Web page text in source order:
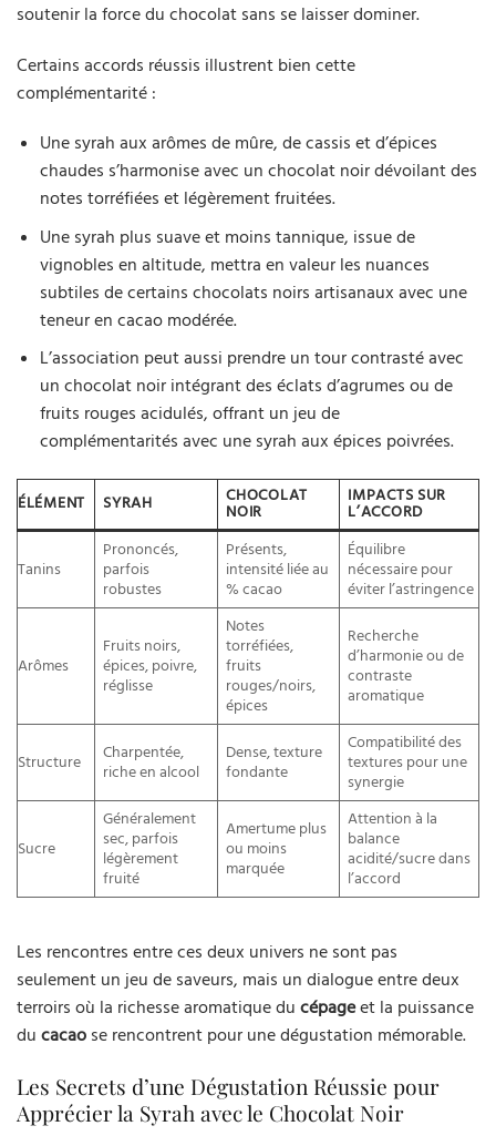
soutenir la force du chocolat sans se laisser dominer.
Certains accords réussis illustrent bien cette
complémentarité :
Une syrah aux arômes de mûre, de cassis et d’épices
chaudes s’harmonise avec un chocolat noir dévoilant des
notes torréfiées et légèrement fruitées.
Une syrah plus suave et moins tannique, issue de
vignobles en altitude, mettra en valeur les nuances
subtiles de certains chocolats noirs artisanaux avec une
teneur en cacao modérée.
L’association peut aussi prendre un tour contrasté avec
un chocolat noir intégrant des éclats d’agrumes ou de
fruits rouges acidulés, offrant un jeu de
complémentarités avec une syrah aux épices poivrées.
ÉLÉMENT SYRAH CHOCOLAT
NOIR
IMPACTS SUR
L’ACCORD
Tanins
Prononcés,
parfois
robustes
Présents,
intensité liée au
% cacao
Équilibre
nécessaire pour
éviter l’astringence
Arômes
Fruits noirs,
épices, poivre,
réglisse
Notes
torréfiées,
fruits
rouges/noirs,
épices
Recherche
d’harmonie ou de
contraste
aromatique
Structure
Charpentée,
riche en alcool
Dense, texture
fondante
Compatibilité des
textures pour une
synergie
Sucre
Généralement
sec, parfois
légèrement
fruité
Amertume plus
ou moins
marquée
Attention à la
balance
acidité/sucre dans
l’accord
Les rencontres entre ces deux univers ne sont pas
seulement un jeu de saveurs, mais un dialogue entre deux
terroirs où la richesse aromatique du cépageet la puissance
du cacao se rencontrent pour une dégustation mémorable.
Les Secrets d’une Dégustation Réussie pour
Apprécier la Syrah avec le Chocolat Noir